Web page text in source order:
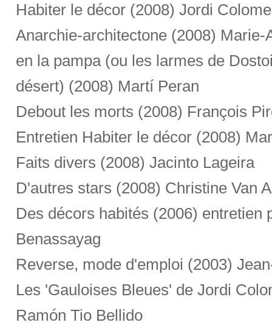
Habiter le décor (2008) Jordi
Anarchie-architectone (2008) Marie-
en la pampa (ou les larmes de
désert) (2008) Martí Peran
Debout les morts (2008) François
Entretien Habiter le décor (2008)
Faits divers (2008) Jacinto Lageira
D'autres stars (2008) Christine Van
Des décors habités (2006) entretien
Benassayag
Reverse, mode d'emploi (2003)
Les 'Gauloises Bleues' de Jordi
Ramón Tio Bellido